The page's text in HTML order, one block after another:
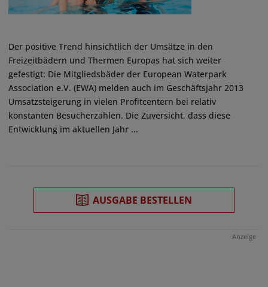
Der positive Trend hinsichtlich der Umsätze in den
Freizeitbädern und Thermen Europas hat sich weiter
gefestigt: Die Mitgliedsbäder der European Waterpark
Association e.V. (EWA) melden auch im Geschäftsjahr 2013
Umsatzsteigerung in vielen Profitcentern bei relativ
konstanten Besucherzahlen. Die Zuversicht, dass diese
Entwicklung im aktuellen Jahr ...
AUSGABE BESTELLEN
Anzeige